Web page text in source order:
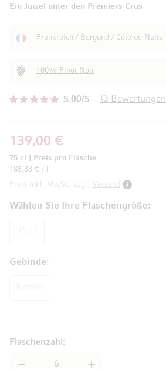
5.00/5 3 Bewertungen
Ein Juwel unter den Premiers Crus
Frankreich / Burgund / Côte de Nuits
100% Pinot Noir
Wählen Sie Ihre Flaschengröße
Gebinde
139,00 €
75 cl
Preis pro Flasche
185,33 € / l
Preis inkl. MwSt., zzgl.
Versand
Flaschenzahl